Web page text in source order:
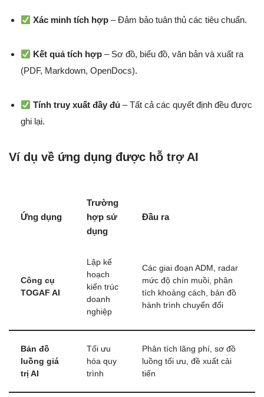
Xác minh tích hợp – Đảm bảo tuân thủ các tiêu chuẩn.
Kết quả tích hợp – Sơ đồ, biểu đồ, văn bản và xuất ra
(PDF, Markdown, OpenDocs).
Tính truy xuất đầy đủ – Tất cả các quyết định đều được
ghi lại.
Ví dụ về ứng dụng được hỗ trợ AI
Ứng dụng
Trường
hợp sử
dụng
Đầu ra
Công cụ
TOGAF AI
Lập kế
hoạch
kiến trúc
doanh
nghiệp
Các giai đoạn ADM, radar
mức độ chín muồi, phân
tích khoảng cách, bản đồ
hành trình chuyển đổi
Bản đồ
luồng giá
trị AI
Tối ưu
hóa quy
trình
Phân tích lãng phí, sơ đồ
luồng tối ưu, đề xuất cải
tiến